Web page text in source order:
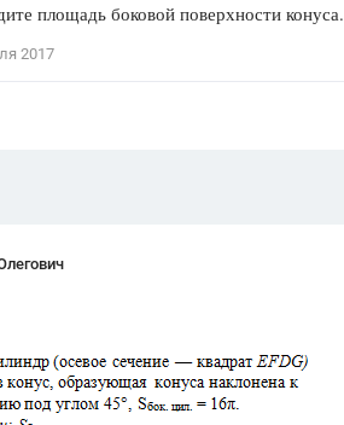
площадь боковой поверхности конуса.
2017